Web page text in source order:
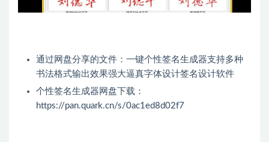
通过网盘分享的文件：一键个性签名生成器支持多种
书法格式输出效果强大逼真字体设计签名设计软件
个性签名生成器网盘下载：
https://pan.quark.cn/s/0ac1ed8d02f7